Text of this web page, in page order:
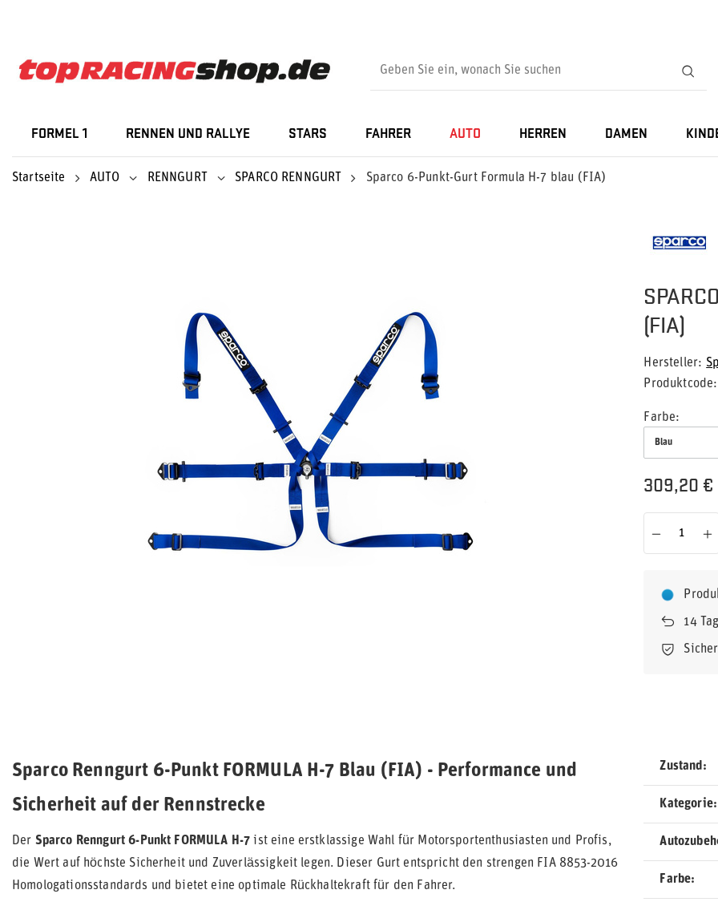
FORMEL 1 RENNEN UND RALLYE STARS FAHRER AUTO HERREN DAMEN
Startseite AUTO RENNGURT SPARCO RENNGURT Sparco 6-Punkt-Gurt Formula H-7 blau (FIA)
(FIA)
Hersteller
Produktcode
Farbe
Blau
309,20 €
14
Sparco Renngurt 6-Punkt FORMULA H-7 Blau (FIA) - Performance und
Sicherheit auf der Rennstrecke
Der Sparco Renngurt 6-Punkt FORMULA H-7 ist eine erstklassige Wahl für Motorsportenthusiasten und Profis,
die Wert auf höchste Sicherheit und Zuverlässigkeit legen. Dieser Gurt entspricht den strengen FIA 8853-2016
Homologationsstandards und bietet eine optimale Rückhaltekraft für den Fahrer.
Zustand
Kategorie
Farbe